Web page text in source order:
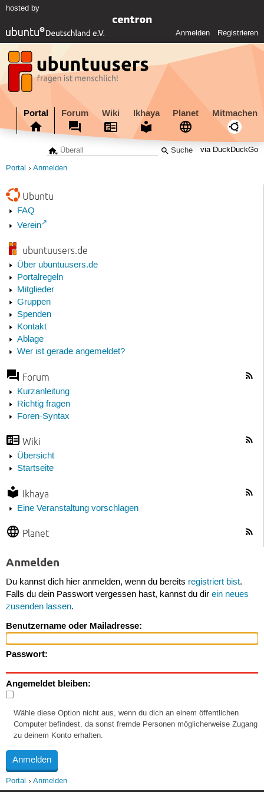
hosted by
Anmelden Registrieren
Portal Forum Wiki Ikhaya Planet Mitmachen
via DuckDuckGo
Portal Anmelden
Ubuntu
FAQ
Verein
ubuntuusers.de
Über ubuntuusers.de
Portalregeln
Mitglieder
Gruppen
Spenden
Kontakt
Ablage
Wer ist gerade angemeldet?
Forum
Kurzanleitung
Richtig fragen
Foren-Syntax
Wiki
Übersicht
Startseite
Ikhaya
Eine Veranstaltung vorschlagen
Planet
Anmelden
Du kannst dich hier anmelden, wenn du bereits registriert bist.
Falls du dein Passwort vergessen hast, kannst du dir ein neues
zusenden lassen.
Benutzername oder Mailadresse:
Passwort:
Angemeldet bleiben:
Wähle diese Option nicht aus, wenn du dich an einem öffentlichen
Computer befindest, da sonst fremde Personen möglicherweise Zugang
zu deinem Konto erhalten.
Portal Anmelden